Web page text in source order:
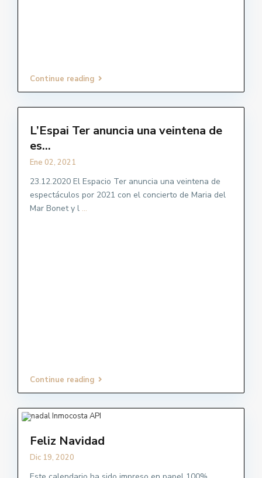
Continue reading
L’Espai Ter anuncia una veintena de
es...
Ene 02, 2021
23.12.2020 El Espacio Ter anuncia una veintena de
espectáculos por 2021 con el concierto de Maria del
Mar Bonet y l ...
Continue reading
Feliz Navidad
Dic 19, 2020